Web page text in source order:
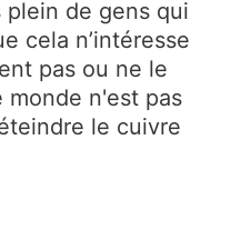
de gens qui
cela n’intéresse
pas ou ne le
monde n'est pas
le cuivre